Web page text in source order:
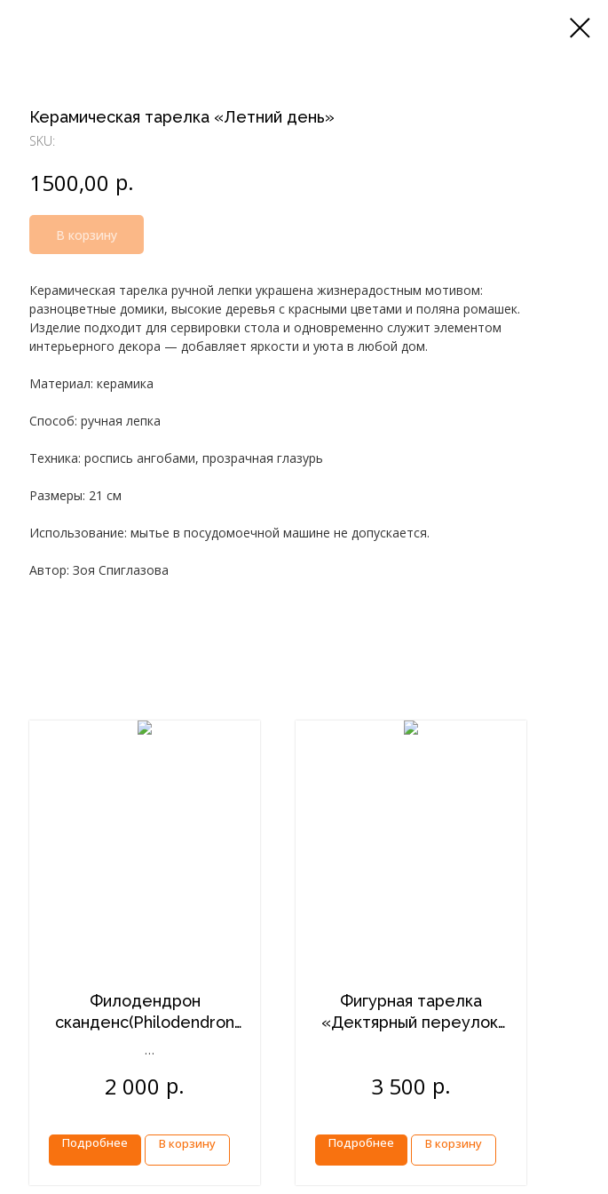
Керамическая тарелка «Летний день»
SKU:
1500,00 р.
В корзину
Керамическая тарелка ручной лепки украшена жизнерадостным мотивом:
разноцветные домики, высокие деревья с красными цветами и поляна ромашек.
Изделие подходит для сервировки стола и одновременно служит элементом
интерьерного декора — добавляет яркости и уюта в любой дом.
Материал: керамика
Способ: ручная лепка
Техника: роспись ангобами, прозрачная глазурь
Размеры: 21 см
Использование: мытье в посудомоечной машине не допускается.
Автор: Зоя Спиглазова
Филодендрон
сканденс(Philodendron
2 000 р.
Подробнее В корзину
Фигурная тарелка
«Дектярный переулок,
3 500 р.
Подробнее В корзину